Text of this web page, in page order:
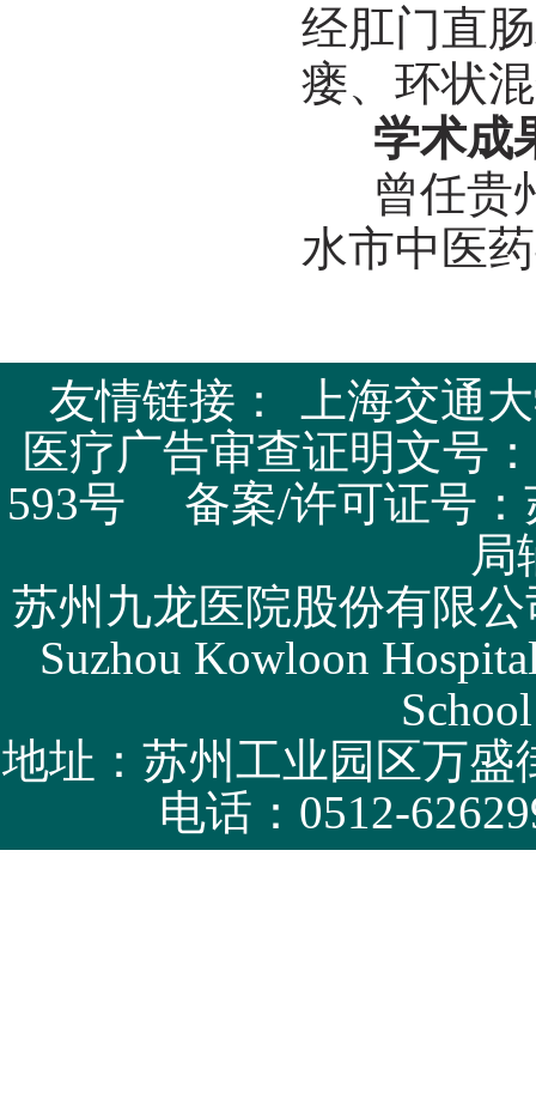
经肛门直
瘘、环状
学术成
曾任贵州
水市中医
友情链接：
上海交通
医疗广告审查证明文号
593号 备案/许可证号：
局
苏州九龙医院股份有限
Suzhou Kowloon
地址：苏州工业园区万盛
电话：0512-